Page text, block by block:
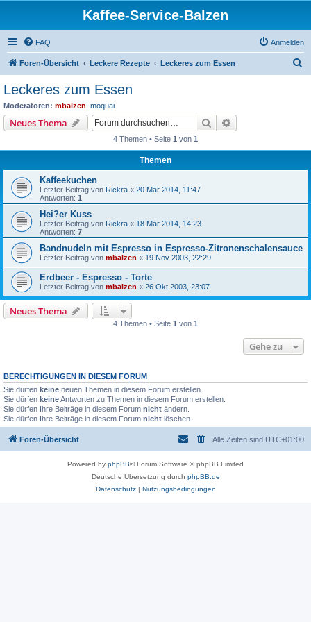
Kaffee-Service-Balzen
FAQ Anmelden
Foren-Übersicht Leckere Rezepte Leckeres zum Essen
Leckeres zum Essen
Moderatoren: mbalzen moquai
Neues Thema Suche
4 Themen • Seite 1 von 1
Themen
Kaffeekuchen
Letzter Beitrag von Rickra « 20 Mär 2014, 11:47
Antworten: 1
Hei?er Kuss
Letzter Beitrag von Rickra « 18 Mär 2014, 14:23
Antworten: 7
Bandnudeln mit Espresso in Espresso-Zitronenschalensauce
Letzter Beitrag von mbalzen « 19 Nov 2003, 22:29
Erdbeer - Espresso - Torte
Letzter Beitrag von mbalzen « 26 Okt 2003, 23:07
Neues Thema
4 Themen • Seite 1 von 1
Gehe zu
BERECHTIGUNGEN IN DIESEM FORUM
Sie dürfen keine neuen Themen in diesem Forum erstellen.
Sie dürfen keineAntworten zu Themen in diesem Forum erstellen.
Sie dürfen Ihre Beiträge in diesem Forum nicht ändern.
Sie dürfen Ihre Beiträge in diesem Forum nicht löschen.
Foren-Übersicht Alle Zeiten sind UTC+01:00
Powered by phpBB® Forum Software © phpBB Limited
Deutsche Übersetzung durch phpBB.de
Datenschutz| Nutzungsbedingungen